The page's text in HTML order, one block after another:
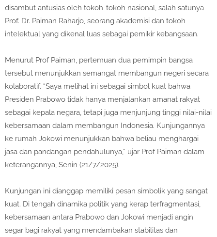
disambut antusias oleh tokoh-tokoh nasional, salah satunya
Prof. Dr. Paiman Raharjo, seorang akademisi dan tokoh
intelektual yang dikenal luas sebagai pemikir kebangsaan.
Menurut Prof Paiman, pertemuan dua pemimpin bangsa
tersebut menunjukkan semangat membangun negeri secara
kolaboratif. “Saya melihat ini sebagai simbol kuat bahwa
Presiden Prabowo tidak hanya menjalankan amanat rakyat
sebagai kepala negara, tetapi juga menjunjung tinggi nilai-nilai
kebersamaan dalam membangun Indonesia. Kunjungannya
ke rumah Jokowi menunjukkan bahwa beliau menghargai
jasa dan pandangan pendahulunya,” ujar Prof Paiman dalam
keterangannya, Senin (21/7/2025).
Kunjungan ini dianggap memiliki pesan simbolik yang sangat
kuat. Di tengah dinamika politik yang kerap terfragmentasi,
kebersamaan antara Prabowo dan Jokowi menjadi angin
segar bagi rakyat yang mendambakan stabilitas dan